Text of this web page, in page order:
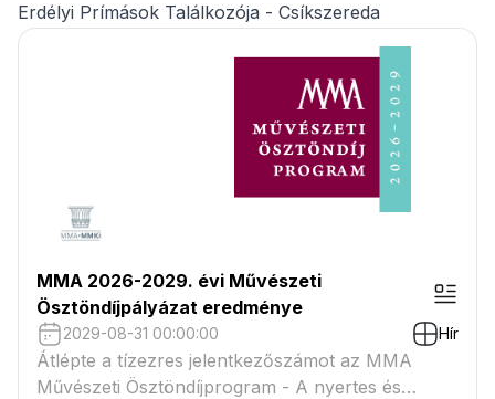
Erdélyi Prímások Találkozója - Csíkszereda
MMA 2026-2029. évi Művészeti
Ösztöndíjpályázat eredménye
2029-08-31 00:00:00 Hír
Átlépte a tízezres jelentkezőszámot az MMA
Művészeti Ösztöndíjprogram - A nyertes és